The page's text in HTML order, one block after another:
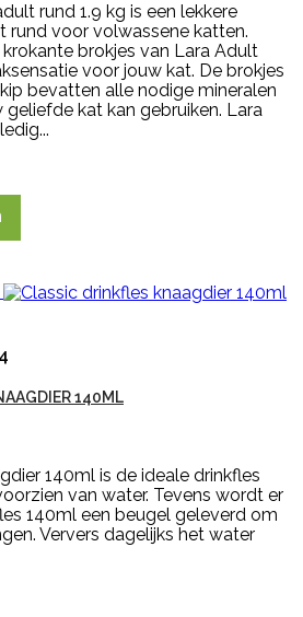
rund 1.9 kg is een lekkere
rund voor volwassene katten.
brokjes van Lara Adult
voor jouw kat. De brokjes
bevatten alle nodige mineralen
kat kan gebruiken. Lara
140ML
140ml is de ideale drinkfles
van water. Tevens wordt er
140ml een beugel geleverd om
Ververs dagelijks het water